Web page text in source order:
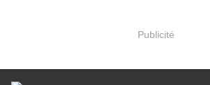
Publicité